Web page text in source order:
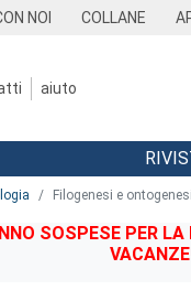
NOI COLLANE
aiuto
Filogenesi e
SOSPESE PER